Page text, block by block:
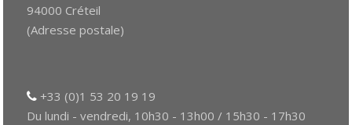
94000 Créteil
(Adresse postale)
+33 (0)1 53 20 19 19
Du lundi - vendredi, 10h30 - 13h00 / 15h30 - 17h30